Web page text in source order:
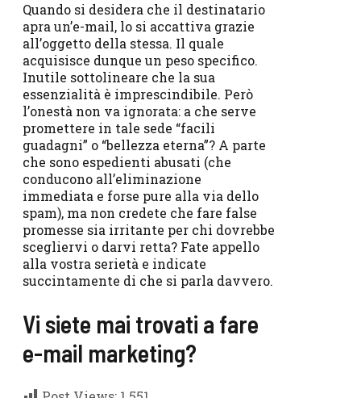
Quando si desidera che il destinatario
apra un’e-mail, lo si accattiva grazie
all’oggetto della stessa. Il quale
acquisisce dunque un peso specifico.
Inutile sottolineare che la sua
essenzialità è imprescindibile. Però
l’onestà non va ignorata: a che serve
promettere in tale sede “facili
guadagni” o “bellezza eterna”? A parte
che sono espedienti abusati (che
conducono all’eliminazione
immediata e forse pure alla via dello
spam), ma non credete che fare false
promesse sia irritante per chi dovrebbe
scegliervi o darvi retta? Fate appello
alla vostra serietà e indicate
succintamente di che si parla davvero.
Vi siete mai trovati a fare
e-mail marketing?